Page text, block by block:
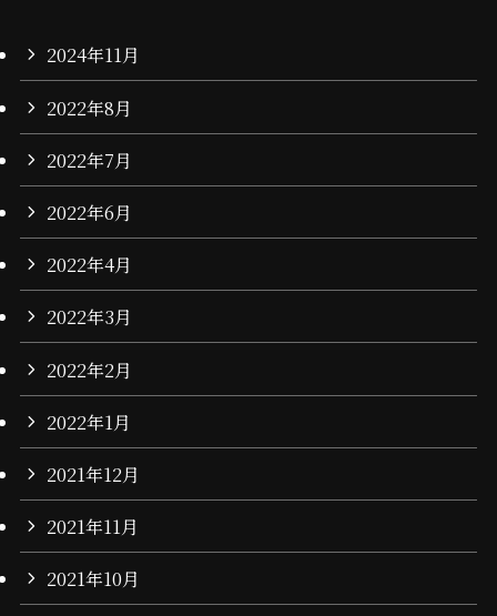
2024年11月
2022年8月
2022年7月
2022年6月
2022年4月
2022年3月
2022年2月
2022年1月
2021年12月
2021年11月
2021年10月